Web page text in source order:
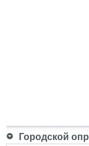
Городской